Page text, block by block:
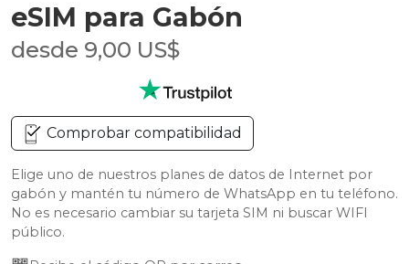
eSIM para Gabón
desde 9,00 US$
Comprobar compatibilidad
Elige uno de nuestros planes de datos de Internet por
gabón y mantén tu número de WhatsApp en tu teléfono.
No es necesario cambiar su tarjeta SIM ni buscar WIFI
público.